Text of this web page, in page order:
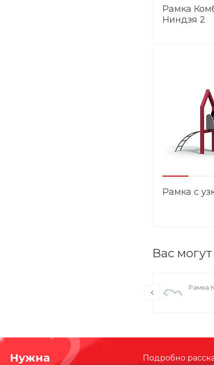
Рамка
Ниндзя 2
Рамка с
Вас
Рамка
Нужна
Подробно